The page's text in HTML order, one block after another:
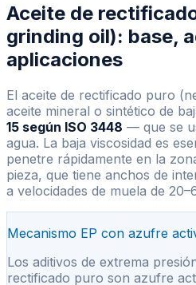
Aceite de
grinding oil): base,
aplicaciones
El aceite de rectificado puro
aceite mineral o sintético de
15 según ISO 3448 — que se
agua. La baja viscosidad es
penetre rápidamente en la
pieza, que tiene anchos de
a velocidades de muela de
Mecanismo EP con azufre
Los aditivos de extrema
rectificado puro son azufre